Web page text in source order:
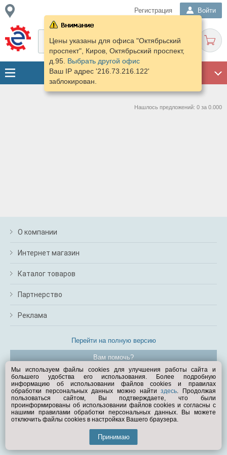
Регистрация Войти
Цены указаны для офиса "Октябрьский
проспект", Киров, Октябрьский проспект,
д.95. Выбрать другой офис
Ваш IP адрес '216.73.216.122'
заблокирован.
Нашлось предложений: 0 за 0.000
О компании
Интернет магазин
Каталог товаров
Партнерство
Реклама
Перейти на полную версию
Вам помочь?
© Exist.ru 1998—2026
Мы используем файлы cookies для улучшения работы сайта и
большего удобства его использования. Более подробную
информацию об использовании файлов cookies и правилах
обработки персональных данных можно найтиздесь. Продолжая
пользоваться сайтом, Вы подтверждаете, что были
проинформированы об использовании файлов cookies и согласны с
нашими правилами обработки персональных данных. Вы можете
отключить файлы cookies в настройках Вашего браузера.
Принимаю